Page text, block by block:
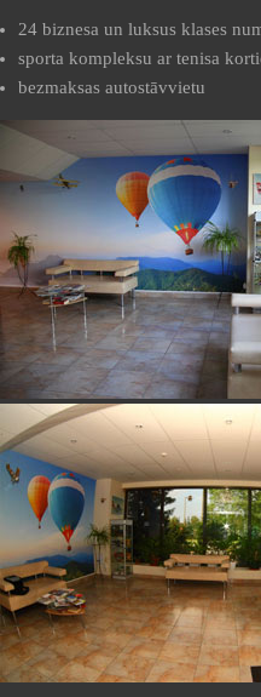
24 biznesa un luksus klases
sporta kompleksu ar tenisa
bezmaksas autostāvvietu